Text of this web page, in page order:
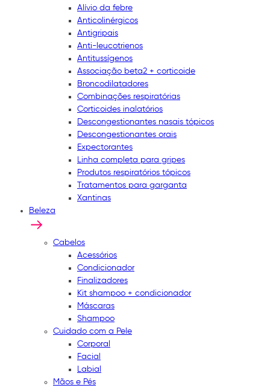
Alívio da febre
Anticolinérgicos
Antigripais
Anti-leucotrienos
Antitussígenos
Associação beta2 + corticoide
Broncodilatadores
Combinações respiratórias
Corticoides inalatórios
Descongestionantes nasais tópicos
Descongestionantes orais
Expectorantes
Linha completa para gripes
Produtos respiratórios tópicos
Tratamentos para garganta
Xantinas
Beleza
Cabelos
Acessórios
Condicionador
Finalizadores
Kit shampoo + condicionador
Máscaras
Shampoo
Cuidado com a Pele
Corporal
Facial
Labial
Mãos e Pés